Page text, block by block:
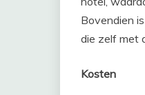
Bovendien
die zelf met
Kosten